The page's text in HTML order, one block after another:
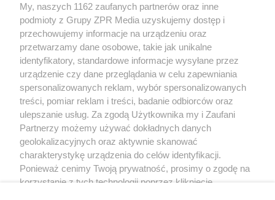
Żaden utwór zamieszczony w serwisie nie może być powielany i
rozpowszechniany lub dalej rozpowszechniany w jakikolwiek sposób (w
tym także elektroniczny lub mechaniczny) na jakimkolwiek polu
eksploatacji w jakiejkolwiek formie, włącznie z umieszczaniem w Internecie
bez pisemnej zgody właściciela praw. Jakiekolwiek użycie lub
wykorzystanie utworów w całości lub w części z naruszeniem prawa, tzn.
bez właściwej zgody, jest zabronione pod groźbą kary i może być ścigane
prawnie.
O nas
My, naszych 1162 zaufanych partnerów oraz inne
podmioty z Grupy ZPR Media uzyskujemy dostęp i
przechowujemy informacje na urządzeniu oraz
przetwarzamy dane osobowe, takie jak unikalne
identyfikatory, standardowe informacje wysyłane przez
urządzenie czy dane przeglądania w celu zapewniania
spersonalizowanych reklam, wybór spersonalizowanych
treści, pomiar reklam i treści, badanie odbiorców oraz
ulepszanie usług. Za zgodą Użytkownika my i Zaufani
Partnerzy możemy używać dokładnych danych
geolokalizacyjnych oraz aktywnie skanować
charakterystykę urządzenia do celów identyfikacji.
Ponieważ cenimy Twoją prywatność, prosimy o zgodę na
korzystanie z tych technologii poprzez kliknięcie